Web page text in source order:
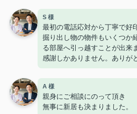
S 様
最初の電話応対から丁寧で好
掘り出し物の物件もいくつか
る部屋へ引っ越すことが出来
感謝しかありません。ありが
A 様
親身にご相談にのって頂き
無事に新居も決まりました。